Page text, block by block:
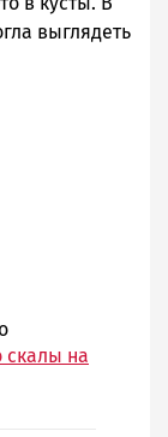
выглядеть
скалы на